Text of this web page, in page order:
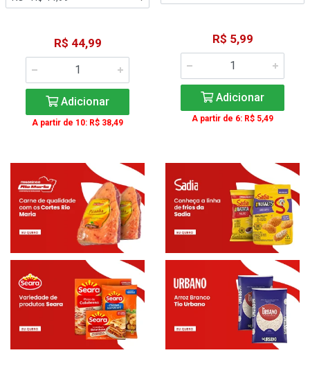
R$ 44,99
Adicionar
A partir de 10: R$ 38,49
R$ 5,99
Adicionar
A partir de 6: R$ 5,49